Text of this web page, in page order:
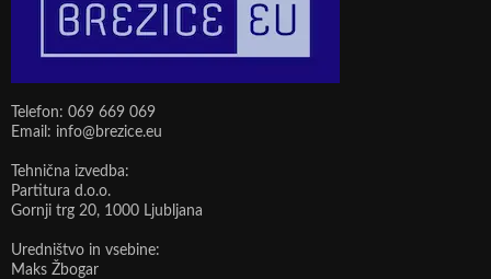
Telefon: 069 669 069
Email: info@brezice.eu
Tehnična izvedba:
Partitura d.o.o.
Gornji trg 20, 1000 Ljubljana
Uredništvo in vsebine:
Maks Žbogar